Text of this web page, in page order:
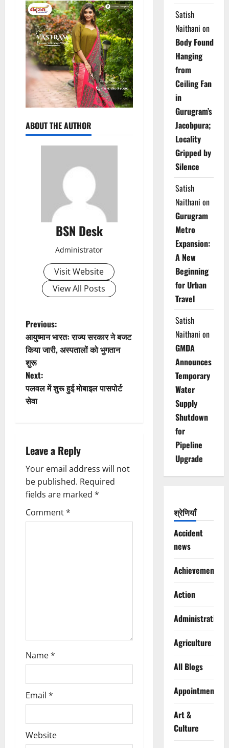
ABOUT THE AUTHOR
BSN Desk
Administrator
Visit Website
View All Posts
P
o
s
t
v
i
g
a
Previous:
आयुष्मान भारतः राज्य सरकार ने बजट
किया जारी, अस्पतालों को भुगतान
शुरू
Next:
पलवल में शुरू हुई मोबाइल पासपोर्ट
सेवा
Leave a Reply
Your email address will not
be published. Required
fields are marked *
Comment*
Name*
Email *
Website
Satish
Naithani on
Body Found
Hanging
from
Ceiling Fan
in
Gurugram’s
Jacobpura;
Locality
Gripped by
Silence
Satish
Naithani on
Gurugram
Metro
Expansion:
A New
Beginning
for Urban
Travel
Satish
Naithani on
GMDA
Announces
Temporary
Water
Supply
Shutdown
for
Pipeline
Upgrade
श्रेणियाँ
Accident
news
Achievements
Action
Administration
Agriculture
All Blogs
Appointments
Art &
Culture